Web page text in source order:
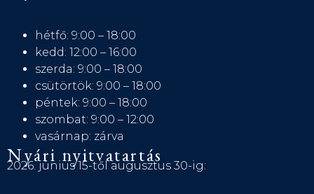
hétfő: 9:00 – 18:00
kedd: 12:00 – 16:00
szerda: 9:00 – 18:00
csütörtök: 9:00 – 18:00
péntek: 9:00 – 18:00
szombat: 9:00 – 12:00
vasárnap: zárva
Nyári nyitvatartás
2026. június 15-től augusztus 30-ig: